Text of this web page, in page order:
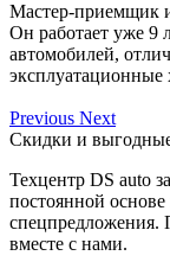
Мастер-приемщик
Он работает уже 9
автомобилей,
эксплуатационные
Previous Next
Скидки и
Техцентр DS auto
постоянной
спецпредложения.
вместе с нами.